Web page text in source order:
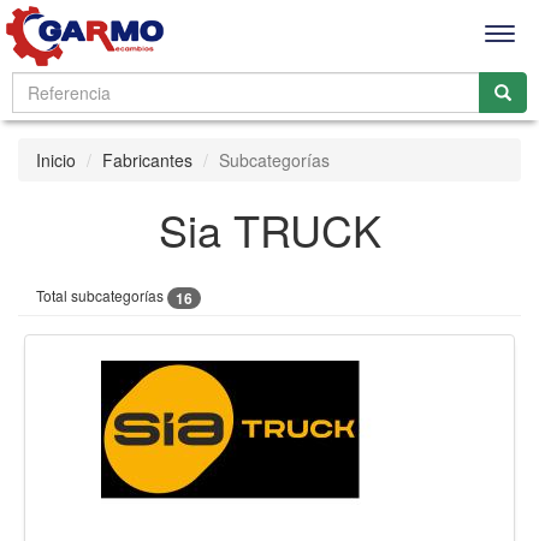
Inicio Fabricantes Subcategorías
Sia TRUCK
Total subcategorías 16